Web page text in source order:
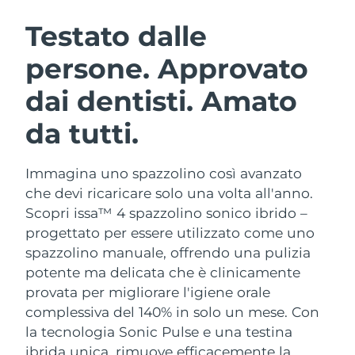
Testato dalle
persone. Approvato
dai dentisti. Amato
da tutti.
Immagina uno spazzolino così avanzato
che devi ricaricare solo una volta all'anno.
Scopri issa™ 4 spazzolino sonico ibrido –
progettato per essere utilizzato come uno
spazzolino manuale, offrendo una pulizia
potente ma delicata che è clinicamente
provata per migliorare l'igiene orale
complessiva del 140% in solo un mese. Con
la tecnologia Sonic Pulse e una testina
ibrida unica, rimuove efficacemente la
Detersione viso
LUNA™ 4 pacchetto
Anti-aging massage
LUNA™ 4 Plus
Massage, LED heating
LUNA™ 4 Men
For men, anti-aging massage
Lifting viso
BEAR™ 2 pacchetto
Microcurrent toning
BEAR™ 2 go
Microcurrent toning on-the-go
BEAR™ 2 eyes & lips
Microcurrent line smoothing device
Idratazione
UFO™ 3 pacchetto
Deep facial hydration
UFO™ 3 LED
Near-infrared and red light therapy
device
Igiene orale
issa™ 4
Hybrid silicone sonic toothbrush
issa™ 4 plus
Smart hybrid silicone sonic toothbrush
TRATTAMENTI ANTI-AGE FAQ™
Anti-age Trattamenti LED
NEW
Austria Consegna stimata
Bahrein Consegna stimata10/08/2026
Belgio Consegna stimata09/08/2026
Bermuda
Bosnia ed
Erzegovina
Consegna stimata12/08/2026
Brunei Consegna stimata14/08/2026
Bulgaria Consegna stimata
Canada Consegna stimata
Cile Consegna stimata13/08/2026